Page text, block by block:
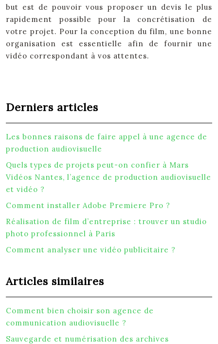
but est de pouvoir vous proposer un devis le plus
rapidement possible pour la concrétisation de
votre projet. Pour la conception du film, une bonne
organisation est essentielle afin de fournir une
vidéo correspondant à vos attentes.
Derniers articles
Les bonnes raisons de faire appel à une agence de
production audiovisuelle
Quels types de projets peut-on confier à Mars
Vidéos Nantes, l’agence de production audiovisuelle
et vidéo ?
Comment installer Adobe Premiere Pro ?
Réalisation de film d’entreprise : trouver un studio
photo professionnel à Paris
Comment analyser une vidéo publicitaire ?
Articles similaires
Comment bien choisir son agence de
communication audiovisuelle ?
Sauvegarde et numérisation des archives